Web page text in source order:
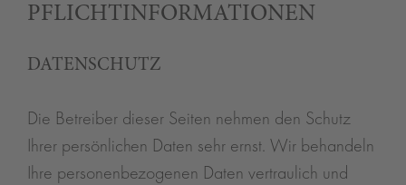
PFLICHT­INFORMATIONEN
DATENSCHUTZ
Die Betreiber dieser Seiten nehmen den Schutz
Ihrer persönlichen Daten sehr ernst. Wir behandeln
Ihre personenbezogenen Daten vertraulich und